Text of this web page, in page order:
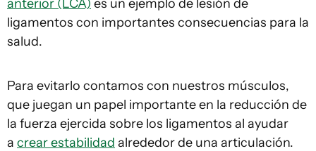
anterior (LCA) es un ejemplo de lesión de
ligamentos con importantes consecuencias para la
salud.
Para evitarlo contamos con nuestros músculos,
que juegan un papel importante en la reducción de
la fuerza ejercida sobre los ligamentos al ayudar
a crear estabilidad alrededor de una articulación.